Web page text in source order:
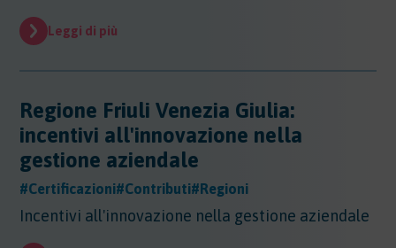
Leggi di più
Regione Friuli Venezia Giulia:
incentivi all'innovazione nella
gestione aziendale
#Certificazioni#Contributi#Regioni
Incentivi all'innovazione nella gestione aziendale